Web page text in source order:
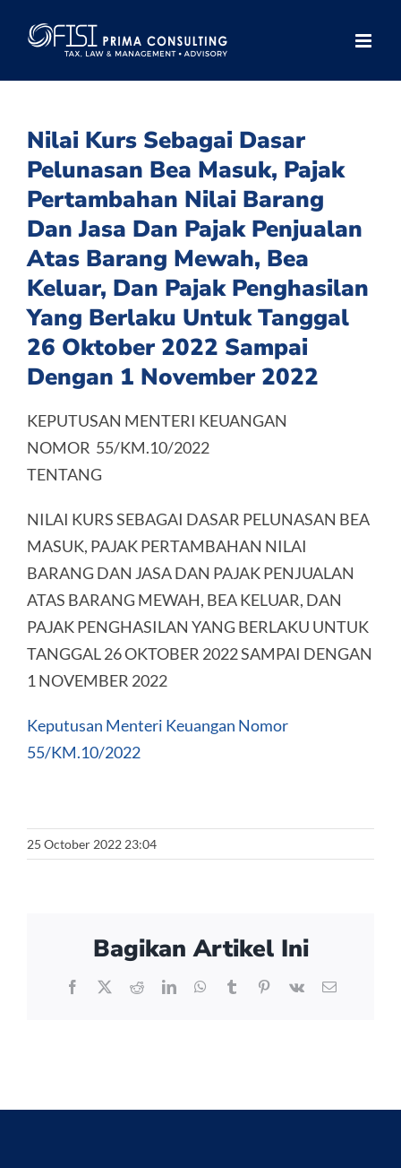
Nilai Kurs Sebagai Dasar
Pelunasan Bea Masuk, Pajak
Pertambahan Nilai Barang
Dan Jasa Dan Pajak Penjualan
Atas Barang Mewah, Bea
Keluar, Dan Pajak Penghasilan
Yang Berlaku Untuk Tanggal
26 Oktober 2022 Sampai
Dengan 1 November 2022
KEPUTUSAN MENTERI KEUANGAN
NOMOR 55/KM.10/2022
TENTANG
NILAI KURS SEBAGAI DASAR PELUNASAN BEA
MASUK, PAJAK PERTAMBAHAN NILAI
BARANG DAN JASA DAN PAJAK PENJUALAN
ATAS BARANG MEWAH, BEA KELUAR, DAN
PAJAK PENGHASILAN YANG BERLAKU UNTUK
TANGGAL 26 OKTOBER 2022 SAMPAI DENGAN
1 NOVEMBER 2022
Keputusan Menteri Keuangan Nomor
55/KM.10/2022
25 October 2022 23:04
Bagikan Artikel Ini
Facebook
X RedditLinkedInWhatsApp
TumblrPinterest
Vk Email